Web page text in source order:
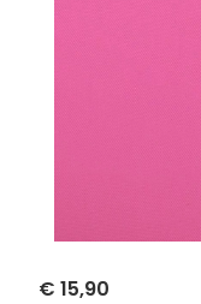
€ 15,90